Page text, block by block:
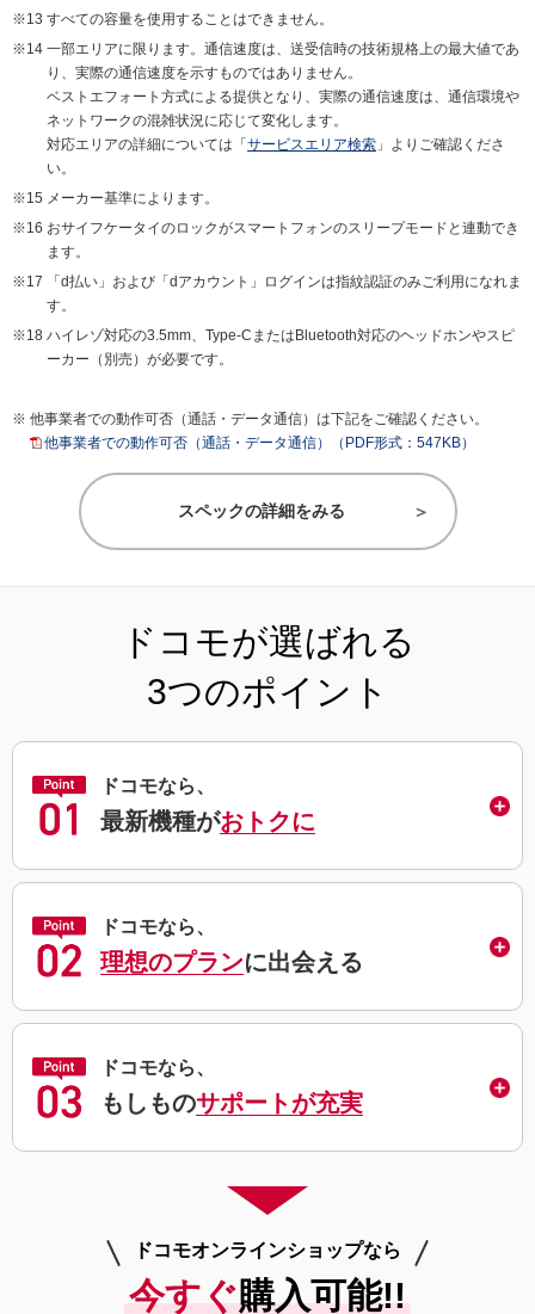
すべての容量を使用することはできません。
一部エリアに限ります。通信速度は、送受信時の技術規格上の最大値であ
り、実際の通信速度を示すものではありません。
ベストエフォート方式による提供となり、実際の通信速度は、通信環境や
ネットワークの混雑状況に応じて変化します。
対応エリアの詳細については「 サービスエリア検索 」よりご確認くださ
い。
メーカー基準によります。
おサイフケータイのロックがスマートフォンのスリープモードと連動でき
ます。
「d払い」および「dアカウント」ログインは指紋認証のみご利用になれま
す。
ハイレゾ対応の3.5mm、Type-CまたはBluetooth対応のヘッドホンやスピ
ーカー（別売）が必要です。
他事業者での動作可否（通話・データ通信）は下記をご確認ください。
他事業者での動作可否（通話・データ通信）（PDF形式：547KB）
スペックの詳細をみる
ドコモが選ばれる
3つのポイント
ドコモなら、
最新機種がおトクに
ドコモなら、
理想のプランに出会える
ドコモなら、
もしものサポートが充実
ドコモオンラインショップなら
今すぐ購入可能!!